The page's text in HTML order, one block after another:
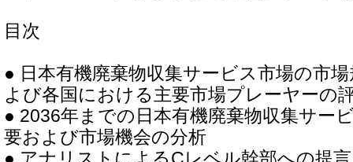
目次
● 日本有機廃棄物収集サービス市場の市
よび各国における主要市場プレーヤーの
● 2036年までの日本有機廃棄物収集サー
要および市場機会の分析